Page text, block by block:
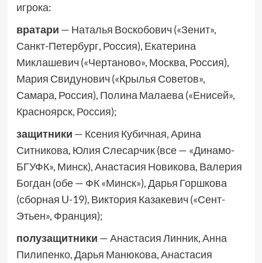
игрока:
вратари — Наталья Воскобович («Зенит»,
Санкт-Петербург, Россия), Екатерина
Миклашевич («Чертаново», Москва, Россия),
Мария Свидунович («Крылья Советов»,
Самара, Россия), Полина Малаева («Енисей»,
Красноярск, Россия);
защитники — Ксения Кубичная, Арина
Ситникова, Юлия Слесарчик (все — «Динамо-
БГУФК», Минск), Анастасия Новикова, Валерия
Богдан (обе — ФК «Минск»), Дарья Горшкова
(сборная U-19), Виктория Казакевич («Сент-
Этьен», Франция);
полузащитники — Анастасия Линник, Анна
Пилипенко, Дарья Манюкова, Анастасия